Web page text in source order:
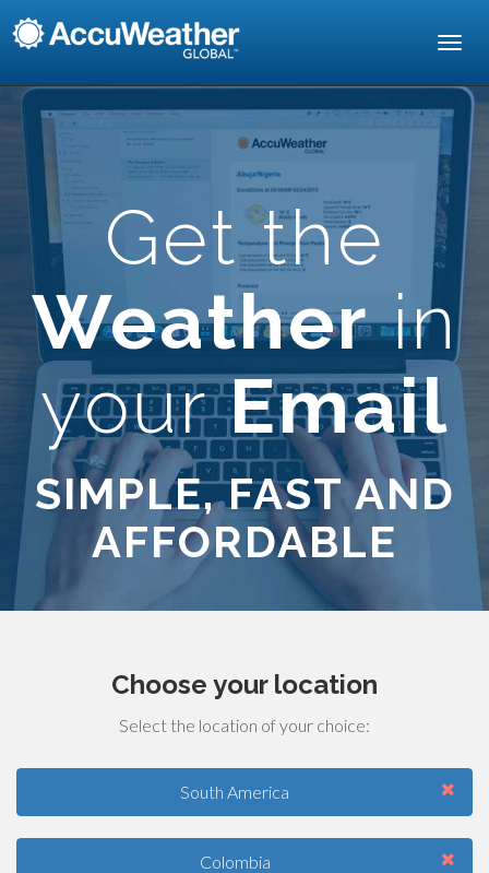
Get the
Weatherin
yourEmail
SIMPLE, FAST AND
AFFORDABLE
Choose your location
Select the location of your choice:
South America
Colombia